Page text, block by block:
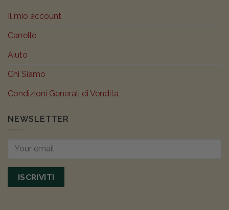
Il mio account
Carrello
Aiuto
Chi Siamo
Condizioni Generali di Vendita
NEWSLETTER
ISCRIVITI